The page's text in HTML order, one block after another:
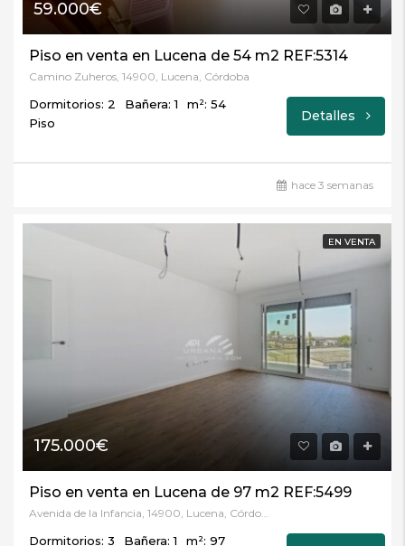
59.000€
Piso en venta en Lucena de 54 m2 REF:5314
Camino Zuheros, 14900, Lucena, Córdoba
Dormitorios: 2 Bañera: 1
m²: 54
Piso
Detalles
hace 3 semanas
EN VENTA
175.000€
Piso en venta en Lucena de 97 m2 REF:5499
Dormitorios: 3 Bañera: 1 m²: 97